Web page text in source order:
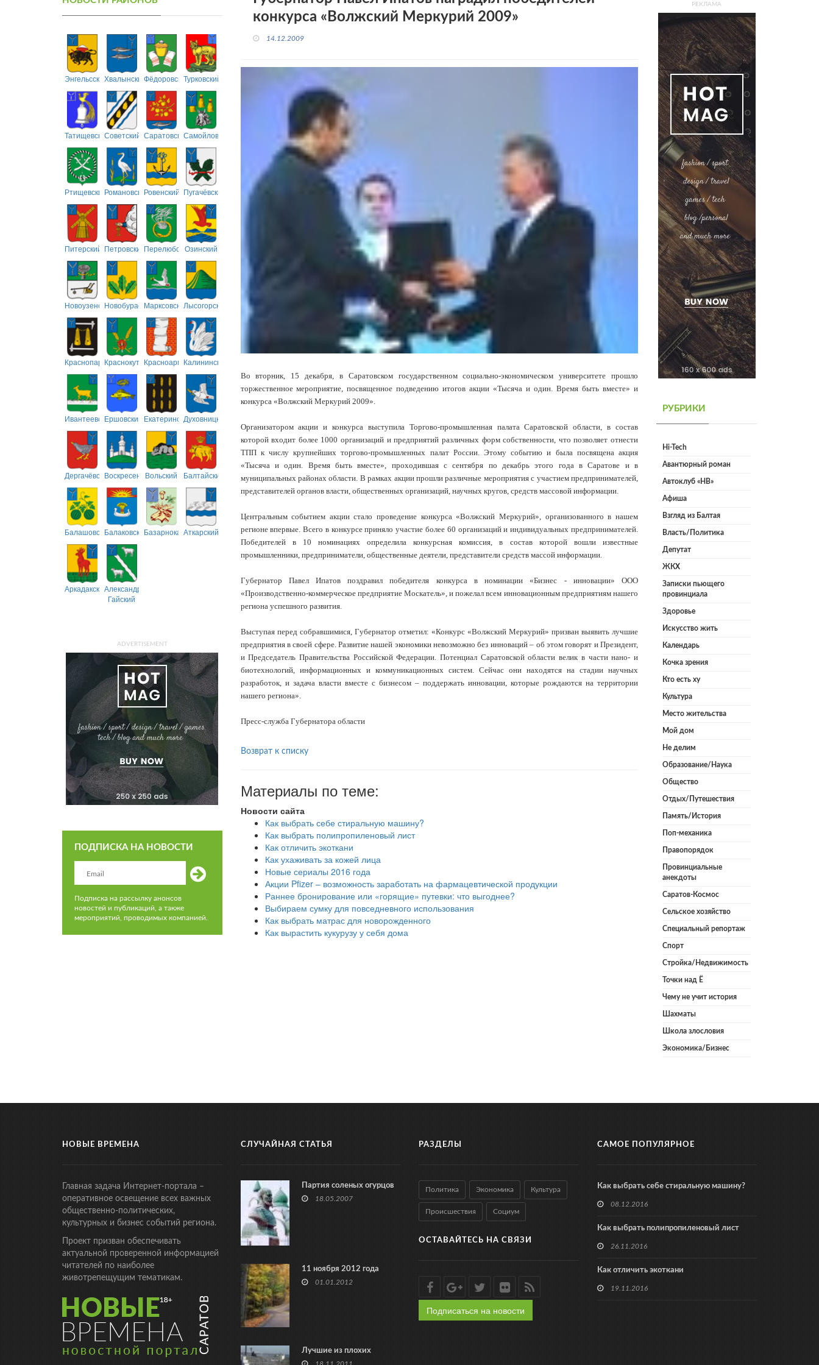
ЭнгельсскийХвалынскийФёдоровскийТурковский
ТатищевскийСоветский СаратовскийСамойловский
РтищевскийРомановскийРовенский Пугачёвский
Питерский ПетровскийПерелюбскийОзинский
НовоузенскийНовобурасскийМарксовскийЛысогорский
Краснопартизанский
КраснокутскийКрасноармейский
Калининский
ИвантеевскийЕршовский ЕкатериновскийДуховницкий
ДергачёвскийВоскресенскийВольский Балтайский
БалашовскийБалаковскийБазарнокарабулакский
Аткарский
АркадакскийАлександрово-
Гайский
ADVERTISEMENT
ПОДПИСКА НА НОВОСТИ
Подписка на рассылку анонсов
новостей и публикаций, а также
мероприятий, проводимых компанией.
конкурса «Волжский Меркурий 2009»
14.12.2009
Во вторник, 15 декабря, в Саратовском государственном социально-экономическом университете прошло
торжественное мероприятие, посвященное подведению итогов акции «Тысяча и один. Время быть вместе» и
конкурса «Волжский Меркурий 2009».
Организатором акции и конкурса выступила Торгово-промышленная палата Саратовской области, в состав
которой входит более 1000 организаций и предприятий различных форм собственности, что позволяет отнести
ТПП к числу крупнейших торгово-промышленных палат России. Этому событию и была посвящена акция
«Тысяча и один. Время быть вместе», проходившая с сентября по декабрь этого года в Саратове и в
муниципальных районах области. В рамках акции прошли различные мероприятия с участием предпринимателей,
представителей органов власти, общественных организаций, научных кругов, средств массовой информации.
Центральным событием акции стало проведение конкурса «Волжский Меркурий», организованного в нашем
регионе впервые. Всего в конкурсе приняло участие более 60 организаций и индивидуальных предпринимателей.
Победителей в 10 номинациях определила конкурсная комиссия, в состав которой вошли известные
промышленники, предприниматели, общественные деятели, представители средств массой информации.
Губернатор Павел Ипатов поздравил победителя конкурса в номинации «Бизнес - инновации» ООО
«Производственно-коммерческое предприятие Москатель», и пожелал всем инновационным предприятиям нашего
региона успешного развития.
Выступая перед собравшимися, Губернатор отметил: «Конкурс «Волжский Меркурий» призван выявить лучшие
предприятия в своей сфере. Развитие нашей экономики невозможно без инноваций – об этом говорят и Президент,
и Председатель Правительства Российской Федерации. Потенциал Саратовской области велик в части нано- и
биотехнологий, информационных и коммуникационных систем. Сейчас они находятся на стадии научных
разработок, и задача власти вместе с бизнесом – поддержать инновации, которые рождаются на территории
нашего региона».
Пресс-служба Губернатора области
Возврат к списку
Материалы по теме:
Новости сайта
Как выбрать себе стиральную машину?
Как выбрать полипропиленовый лист
Как отличить экоткани
Как ухаживать за кожей лица
Новые сериалы 2016 года
Акции Pfizer – возможность заработать на фармацевтической продукции
Раннее бронирование или «горящие» путевки: что выгоднее?
Выбираем сумку для повседневного использования
Как выбрать матрас для новорожденного
Как вырастить кукурузу у себя дома
РЕКЛАМА
РУБРИКИ
Hi-Tech
Авантюрный роман
Автоклуб «НВ»
Афиша
Взгляд из Балтая
Власть/Политика
Депутат
ЖКХ
Записки пьющего
провинциала
Здоровье
Искусство жить
Календарь
Кочка зрения
Кто есть ху
Культура
Место жительства
Мой дом
Не делим
Образование/Наука
Общество
Отдых/Путешествия
Память/История
Поп-механика
Правопорядок
Провинциальные
анекдоты
Саратов-Космос
Сельское хозяйство
Специальный репортаж
Спорт
Стройка/Недвижимость
Точки над Ё
Чему не учит история
Шахматы
Школа злословия
Экономика/Бизнес
НОВЫЕ ВРЕМЕНА
Главная задача Интернет-портала –
оперативное освещение всех важных
общественно-политических,
культурных и бизнес событий региона.
Проект призван обеспечивать
актуальной проверенной информацией
читателей по наиболее
животрепещущим тематикам.
СЛУЧАЙНАЯ СТАТЬЯ
Партия соленых огурцов
18.05.2007
11 ноября 2012 года
01.01.2012
Лучшие из плохих
РАЗДЕЛЫ
Политика Экономика Культура
Происшествия Социум
ОСТАВАЙТЕСЬ НА СВЯЗИ
Подписаться на новости
САМОЕ ПОПУЛЯРНОЕ
Как выбрать себе стиральную машину?
08.12.2016
Как выбрать полипропиленовый лист
26.11.2016
Как отличить экоткани
19.11.2016